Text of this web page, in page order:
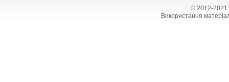
© 2012-2021
Використання